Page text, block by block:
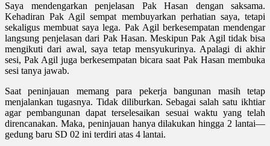
Saya mendengarkan penjelasan Pak Hasan dengan saksama.
Kehadiran Pak Agil sempat membuyarkan perhatian saya, tetapi
sekaligus membuat saya lega. Pak Agil berkesempatan mendengar
langsung penjelasan dari Pak Hasan. Meskipun Pak Agil tidak bisa
mengikuti dari awal, saya tetap mensyukurinya. Apalagi di akhir
sesi, Pak Agil juga berkesempatan bicara saat Pak Hasan membuka
sesi tanya jawab.
Saat peninjauan memang para pekerja bangunan masih tetap
menjalankan tugasnya. Tidak diliburkan. Sebagai salah satu ikhtiar
agar pembangunan dapat terselesaikan sesuai waktu yang telah
direncanakan. Maka, peninjauan hanya dilakukan hingga 2 lantai—
gedung baru SD 02 ini terdiri atas 4 lantai.